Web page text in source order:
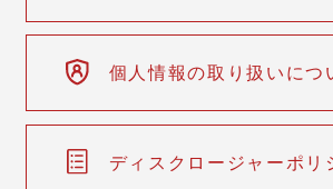
個人情報の取り扱いにつ
ディスクロージャーポリ